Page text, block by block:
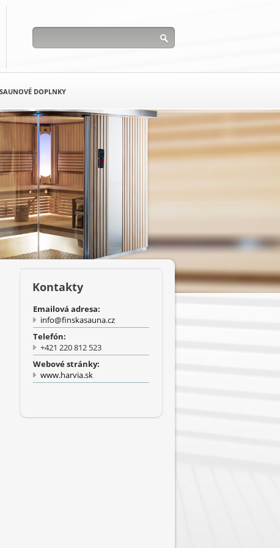
SAUNOVÉ DOPLNKY
Kontakty
Emailová adresa:
info@finskasauna.cz
Telefón:
+421 220 812 523
Webové stránky:
www.harvia.sk